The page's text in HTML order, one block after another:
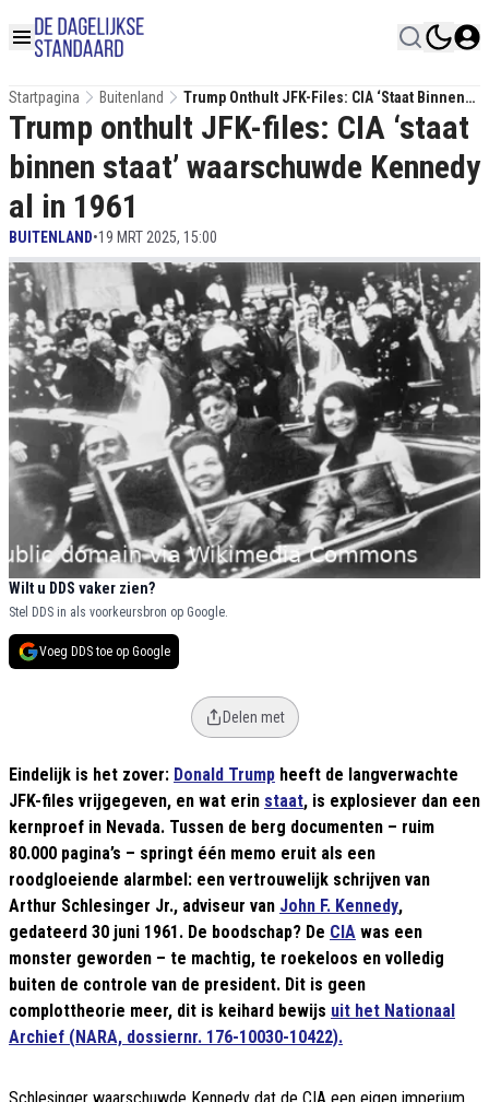
Startpagina Buitenland
Trump Onthult JFK-Files: CIA ‘staat Binnen
Staat’ Waarschuwde Kennedy Al In 1961
Trump onthult JFK-files: CIA ‘staat
binnen staat’ waarschuwde Kennedy
al in 1961
BUITENLAND•19 MRT 2025, 15:00
Wilt u DDS vaker zien?
Stel DDS in als voorkeursbron op Google.
Voeg DDS toe op Google
Delen met
Eindelijk is het zover: Donald Trump heeft de langverwachte
JFK-files vrijgegeven, en wat erin staat, is explosiever dan een
kernproef in Nevada. Tussen de berg documenten – ruim
80.000 pagina’s – springt één memo eruit als een
roodgloeiende alarmbel: een vertrouwelijk schrijven van
Arthur Schlesinger Jr., adviseur van John F. Kennedy,
gedateerd 30 juni 1961. De boodschap? De CIA was een
monster geworden – te machtig, te roekeloos en volledig
buiten de controle van de president. Dit is geen
complottheorie meer, dit is keihard bewijs uit het Nationaal
Archief (NARA, dossiernr. 176-10030-10422).